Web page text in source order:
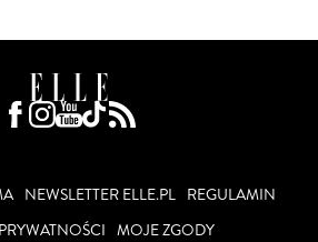
NEWSLETTER ELLE.PL
REGULAMIN
MOJE ZGODY